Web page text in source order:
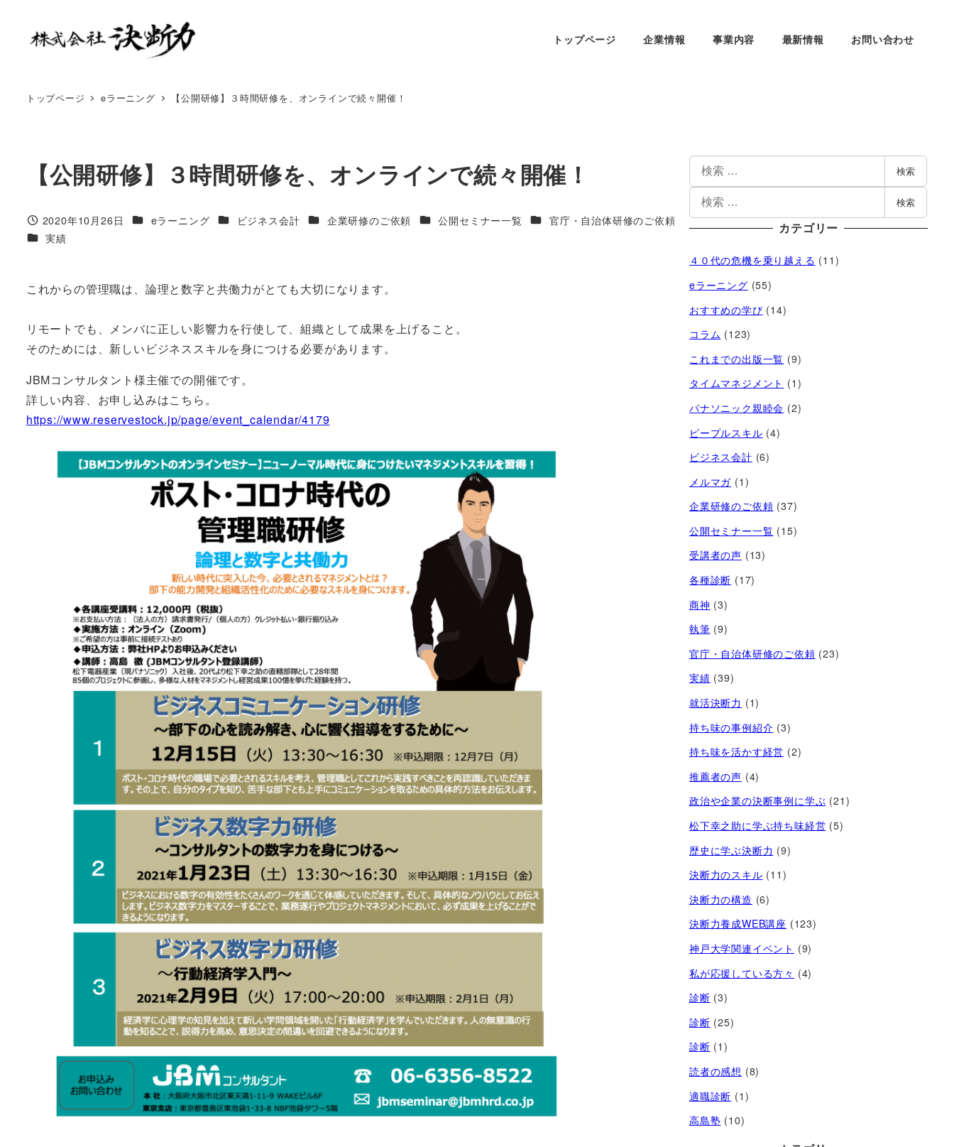
トップページ 企業情報 事業内容 最新情報 お問い合わせ
トップページ eラーニング 【公開研修】３時間研修を、オンラインで続々開催！
【公開研修】３時間研修を、オンラインで続々開催！
2020年10月26日 eラーニング ビジネス会計 企業研修のご依頼 公開セミナー一覧
官庁・自治体研修のご依頼
実績
これからの管理職は、論理と数字と共働力がとても大切になります。
リモートでも、メンバに正しい影響力を行使して、組織として成果を上げること。
そのためには、新しいビジネススキルを身につける必要があります。
JBMコンサルタント様主催での開催です。
詳しい内容、お申し込みはこちら。
https://www.reservestock.jp/page/event_calendar/4179
検索
検索
カテゴリー
４０代の危機を乗り越える (11)
eラーニング (55)
おすすめの学び (14)
コラム (123)
これまでの出版一覧 (9)
タイムマネジメント (1)
パナソニック親睦会 (2)
ピープルスキル (4)
ビジネス会計 (6)
メルマガ (1)
企業研修のご依頼 (37)
公開セミナー一覧 (15)
受講者の声 (13)
各種診断 (17)
商神 (3)
執筆 (9)
官庁・自治体研修のご依頼 (23)
実績 (39)
就活決断力 (1)
持ち味の事例紹介 (3)
持ち味を活かす経営​ (2)
推薦者の声 (4)
政治や企業の決断事例に学ぶ (21)
松下幸之助に学ぶ持ち味経営 (5)
歴史に学ぶ決断力 (9)
決断力のスキル (11)
決断力の構造 (6)
決断力養成WEB講座 (123)
神戸大学関連イベント (9)
私が応援している方々 (4)
診断 (3)
診断 (25)
診断 (1)
読者の感想 (8)
適職診断 (1)
高島塾 (10)